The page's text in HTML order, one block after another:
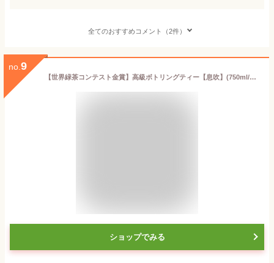
全てのおすすめコメント（2件）
no. 9
【世界緑茶コンテスト金賞】高級ボトリングティー【息吹】(750ml/木箱&風呂敷入/クール便&送料無料)/高級 お茶 ギフト 贈答 贈り物 プレゼント お茶 高級 緑茶 ボトル お酒以外の高級な飲み物 ノンアル 退職祝 還暦祝 御祝 御誕生日 御礼 敬老の日
ショップでみる